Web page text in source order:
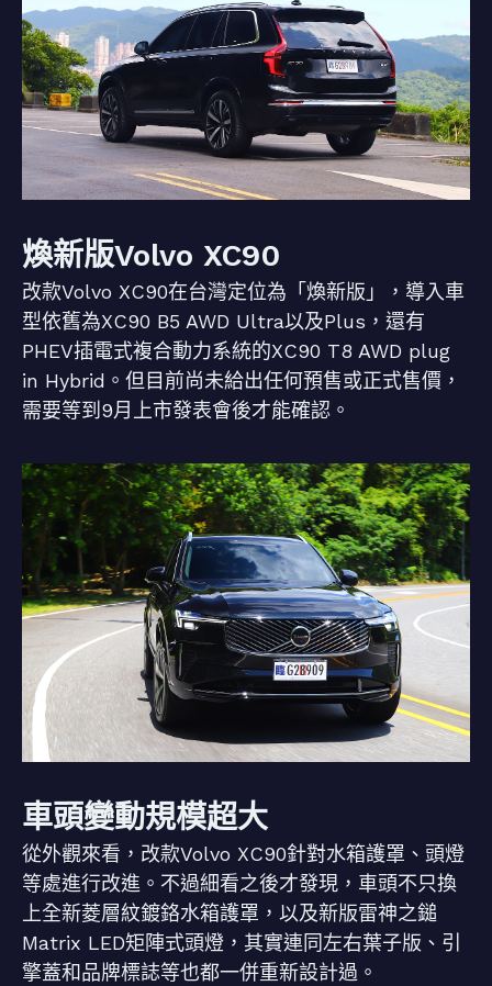
煥新版Volvo XC90
改款Volvo XC90在台灣定位為「煥新版」，導入車
型依舊為XC90 B5 AWD Ultra以及Plus，還有
PHEV插電式複合動力系統的XC90 T8 AWD plug
in Hybrid。但目前尚未給出任何預售或正式售價，
需要等到9月上市發表會後才能確認。
車頭變動規模超大
從外觀來看，改款Volvo XC90針對水箱護罩、頭燈
等處進行改進。不過細看之後才發現，車頭不只換
上全新菱層紋鍍鉻水箱護罩，以及新版雷神之鎚
Matrix LED矩陣式頭燈，其實連同左右葉子版、引
擎蓋和品牌標誌等也都一併重新設計過。